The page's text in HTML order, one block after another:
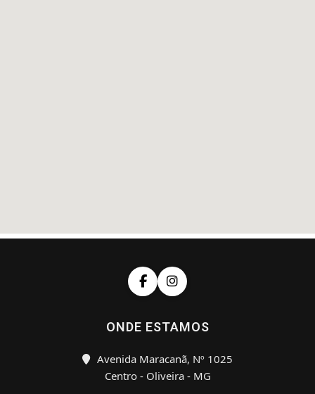
ONDE ESTAMOS
Avenida Maracanã, Nº 1025
Centro - Oliveira - MG